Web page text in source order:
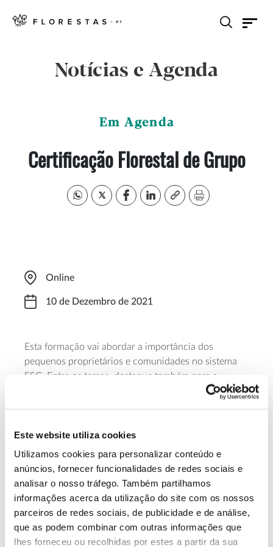
Este website utiliza cookies
Utilizamos cookies para personalizar conteúdo e
anúncios, fornecer funcionalidades de redes sociais e
analisar o nosso tráfego. Também partilhamos
informações acerca da utilização do site com os nossos
parceiros de redes sociais, de publicidade e de análise,
que as podem combinar com outras informações que
lhes forneceu ou recolhidas por estes a partir da sua
Notícias e Agenda
Em Agenda
Certificação Florestal de Grupo
Online
10 de Dezembro de 2021
Esta formação vai abordar a importância dos
pequenos proprietários e comunidades no sistema
FSC. Entre os temas, destaque também para a
abordagem da certificação florestal como ferramenta
Saiba mais sobre esta formação
13.07.2026
Genoma do priolo e de outras espécies em risco:
conhecer para conservar